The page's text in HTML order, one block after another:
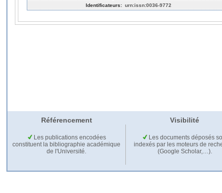
Identificateurs: urn:issn:0036-9772
Référencement Visibilité
Les publications encodées
constituent la bibliographie académique
de l'Université.
Les documents déposés
indexés par les moteurs de
(Google Scholar,…).